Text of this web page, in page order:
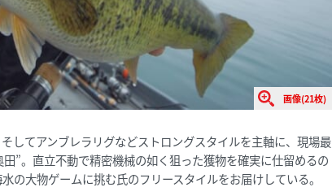
画像(21枚)
してアンブレラリグなどストロングスタイルを主軸に、現場最
”。直立不動で精密機械の如く狙った獲物を確実に仕留めるの
の大物ゲームに挑む氏のフリースタイルをお届けしている。